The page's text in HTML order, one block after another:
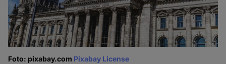
Foto: pixabay.com Pixabay License